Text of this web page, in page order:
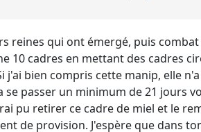
reines qui ont émergé, puis
10 cadres en mettant des cadres
j'ai bien compris cette manip, elle
passer un minimum de 21 jours
pu retirer ce cadre de miel et le
de provision. J'espère que dans